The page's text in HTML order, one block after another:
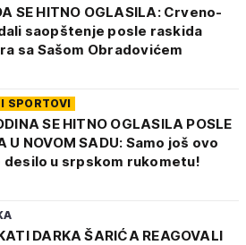
SE HITNO OGLASILA: Crveno-
saopštenje posle raskida
sa Sašom Obradovićem
SPORTOVI
SE HITNO OGLASILA POSLE
U NOVOM SADU: Samo još ovo
desilo u srpskom rukometu!
DARKA ŠARIĆA REAGOVALI